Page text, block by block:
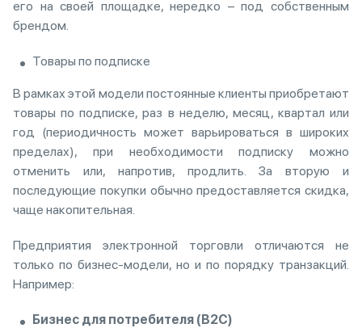
его на своей площадке, нередко – под собственным
брендом.
Товары по подписке
В рамках этой модели постоянные клиенты приобретают
товары по подписке, раз в неделю, месяц, квартал или
год (периодичность может варьироваться в широких
пределах), при необходимости подписку можно
отменить или, напротив, продлить. За вторую и
последующие покупки обычно предоставляется скидка,
чаще накопительная.
Предприятия электронной торговли отличаются не
только по бизнес-модели, но и по порядку транзакций.
Например:
Бизнес для потребителя (B2C)